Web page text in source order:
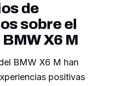
de
sobre el
X6 M
BMW X6 M han
positivas